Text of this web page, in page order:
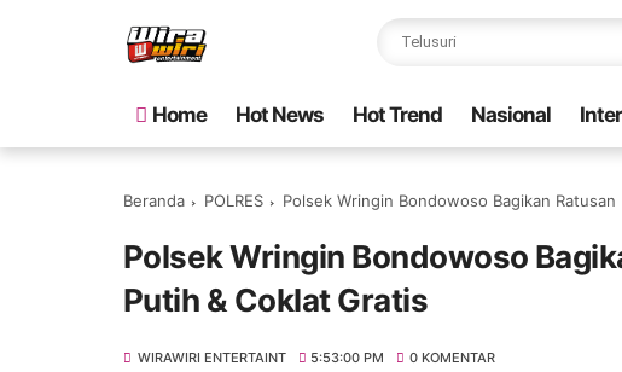
Home Hot News Hot Trend Nasional
Beranda POLRES Polsek Wringin Bondowoso Bagikan
Polsek Wringin Bondowoso
Putih & Coklat Gratis
WIRAWIRI ENTERTAINT 5:53:00 PM 0 KOMENTAR